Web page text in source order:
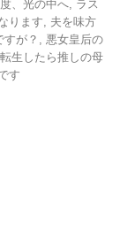
、光の中へ, ラス
ります, 夫を味方
が？ , 悪女皇后の
転生したら推しの母
す